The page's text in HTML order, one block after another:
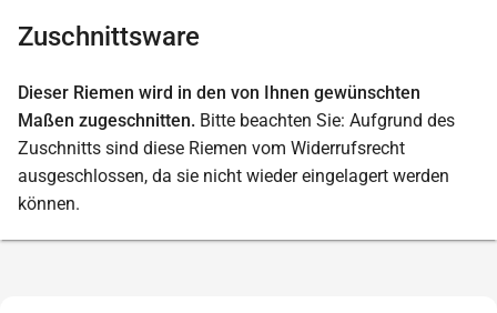
Zuschnittsware
Dieser Riemen wird in den von Ihnen gewünschten
Maßen zugeschnitten. Bitte beachten Sie: Aufgrund des
Zuschnitts sind diese Riemen vom Widerrufsrecht
ausgeschlossen, da sie nicht wieder eingelagert werden
können.